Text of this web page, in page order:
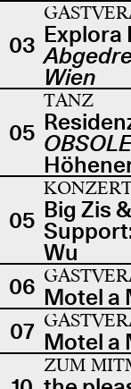
03 Explora
Wien
05
TANZ
05 Big Zis
Wu
06 Motel a
07 Motel a
ZUM